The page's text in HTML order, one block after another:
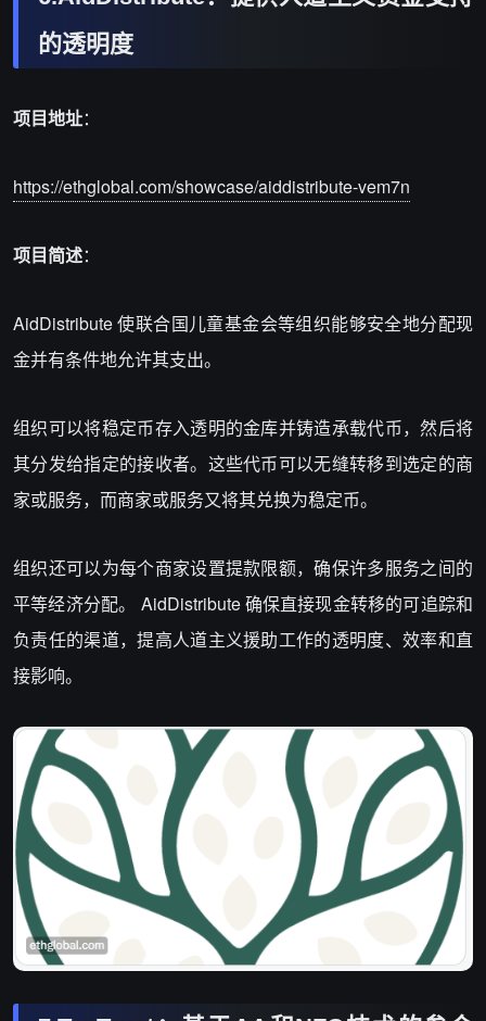
的透明度
项目地址：
https://ethglobal.com/showcase/aiddistribute-vem7n
项目简述：
AidDistribute 使联合国儿童基金会等组织能够安全地分配现
金并有条件地允许其支出。
组织可以将稳定币存入透明的金库并铸造承载代币，然后将
其分发给指定的接收者。这些代币可以无缝转移到选定的商
家或服务，而商家或服务又将其兑换为稳定币。
组织还可以为每个商家设置提款限额，确保许多服务之间的
平等经济分配。 AidDistribute 确保直接现金转移的可追踪和
负责任的渠道，提高人道主义援助工作的透明度、效率和直
接影响。